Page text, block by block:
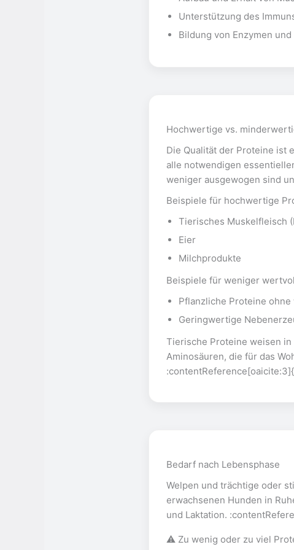
Unterstützung des
Bildung von Enzymen
Hochwertige vs.
Die Qualität der Proteine ist
alle notwendigen
weniger ausgewogen sind
Beispiele für hochwertige
Tierisches Muskelfleisch
Eier
Milchprodukte
Beispiele für weniger
Pflanzliche Proteine
Geringwertige
Tierische Proteine weisen
Aminosäuren, die für das
Bedarf nach Lebensphase
Welpen und trächtige oder
erwachsenen Hunden in
und Laktation.
⚠️ Zu wenig oder zu viel